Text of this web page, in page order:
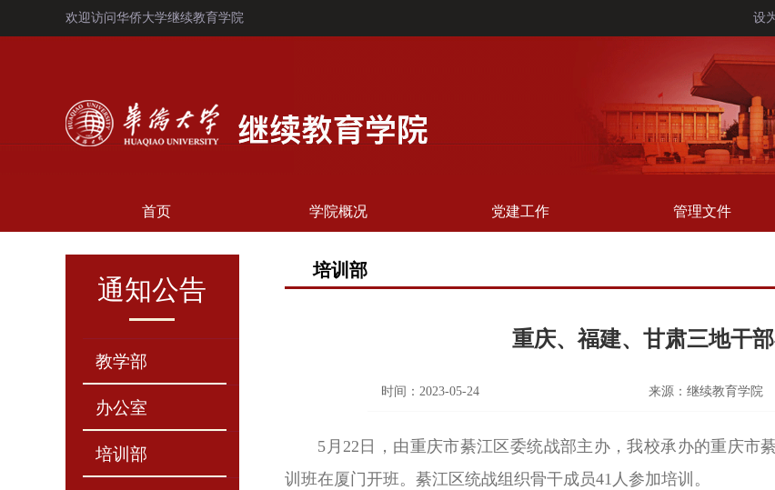
欢迎访问华侨大学继续教育学院 设
首页 学院概况 党建工作 管理文件
通知公告
教学部
办公室
培训部
培训部
重庆、福建、甘肃三地干部
时间：2023-05-24 来源：继续教育学院
5月22日，由重庆市綦江区委统战部主办，我校承办的重庆市
训班在厦门开班。綦江区统战组织骨干成员41人参加培训。